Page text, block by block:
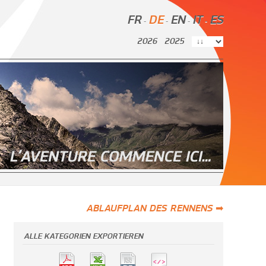
FR- DE- EN- IT - ES
2026 2025
ABLAUFPLAN DES RENNENS ➡
ALLE KATEGORIEN EXPORTIEREN